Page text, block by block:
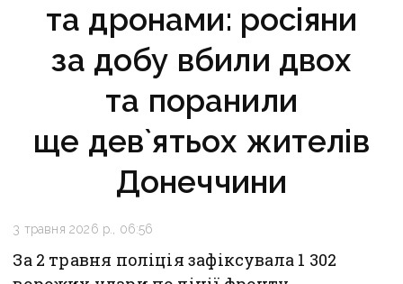
та дронами: росіяни
за добу вбили двох
та поранили
ще дев`ятьох жителів
Донеччини
3 травня 2026 р., 06:56
За 2 травня поліція зафіксувала 1 302